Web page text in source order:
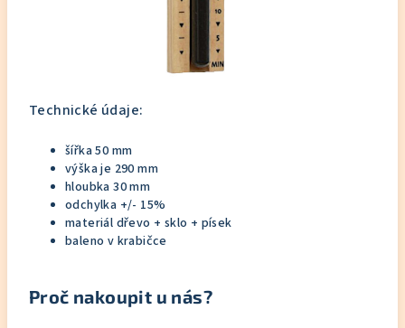
Technické údaje:
šířka 50 mm
výška je 290 mm
hloubka 30 mm
odchylka +/- 15%
materiál dřevo + sklo + písek
baleno v krabičce
Proč nakoupit u nás?